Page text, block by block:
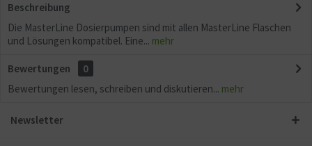
Beschreibung
Die MasterLine Dosierpumpen sind mit allen MasterLine Flaschen
und Lösungen kompatibel. Eine... mehr
Bewertungen
0
Bewertungen lesen, schreiben und diskutieren... mehr
Newsletter